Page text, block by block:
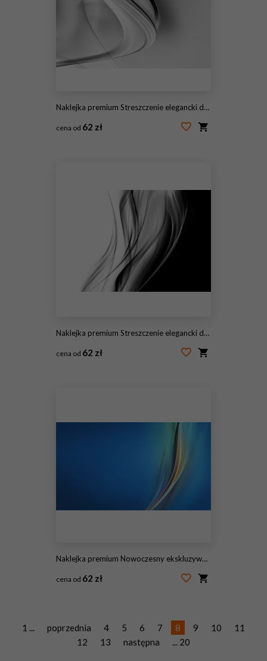
Naklejka premium Streszczenie elegancki design
cena od 62 zł
Naklejka premium Streszczenie elegancki design
cena od 62 zł
Naklejka premium Nowoczesny ekskluzywny design
cena od 62 zł
1 ... poprzednia 4 5 6 7 8 9 10
11
12
13 następna ... 20